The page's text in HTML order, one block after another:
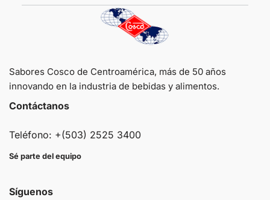
Sabores Cosco de Centroamérica, más de 50 años
innovando en la industria de bebidas y alimentos.
Contáctanos
Teléfono: +(503) 2525 3400
Sé parte del equipo
Síguenos